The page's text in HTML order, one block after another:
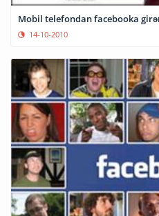
Mobil telefondan facebooka
14-10-2010